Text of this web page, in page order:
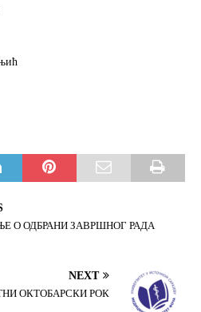
табла
О ОДБРАНИ ЗАВРШНОГ РАДА
NEXT
ОКТОБАРСКИ РОК